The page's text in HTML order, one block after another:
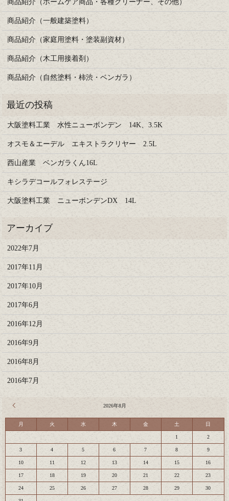
商品紹介（ホームケア商品・各種クリーナー、その他）
商品紹介（一般建築塗料）
商品紹介（家庭用塗料・塗装副資材）
商品紹介（木工用接着剤）
商品紹介（自然塗料・柿渋・ベンガラ）
大阪塗料工業 水性ニューボンデン 14K、3.5K
オスモ＆エーデル エキストラクリヤー 2.5L
西山産業 ベンガラくん16L
キシラデコールフォレステージ
大阪塗料工業 ニューボンデンDX 14L
2022年7月
2017年11月
2017年10月
2017年6月
2016年12月
2016年9月
2016年8月
2016年7月
2026年8月
月 火 水 木 金 土 日
1 2
3 4 5 6 7 8 9
10 11 12 13 14 15 16
17 18 19 20 21 22 23
24 25 26 27 28 29 30